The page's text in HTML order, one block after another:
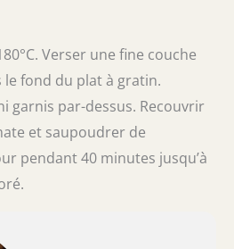
Verser une fine couche
fond du plat à gratin.
garnis par-dessus. Recouvrir
et saupoudrer de
pendant 40 minutes jusqu’à